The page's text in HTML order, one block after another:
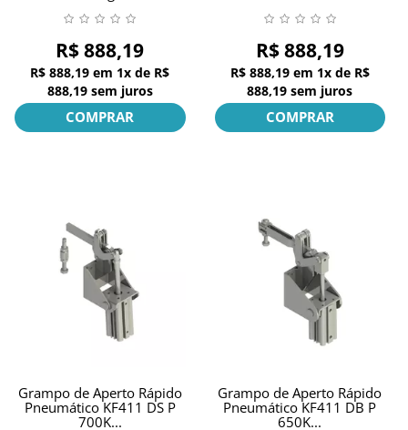
PONTEIRAS
INFORMAÇÕES
R$ 888,19
R$ 888,19 em 1x de R$
888,19 sem juros
COMPRAR
R$ 888,19
R$ 888,19 em 1x de R$
888,19 sem juros
COMPRAR
Grampo de Aperto Rápido
Pneumático KF411 DS P
700K...
Grampo de Aperto Rápido
Pneumático KF411 DB P
650K...